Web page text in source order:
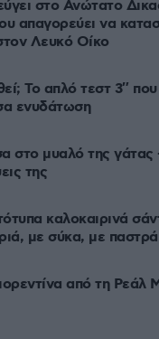
στο Ανώτατο
απαγορεύει να
Λευκό Οίκο
Το απλό τεστ 3″ που
ενυδάτωση
στο μυαλό της γάτας
της
καλοκαιρινά
με σύκα, με
από τη Ρεάλ